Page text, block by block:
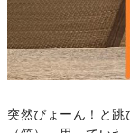
突然ぴょーん！と